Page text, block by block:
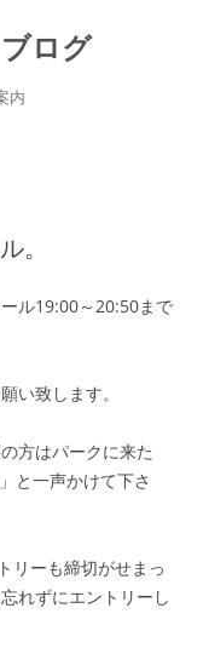
ログ
内
。
ル19:00～20:50まで
い致します。
方はパークに来た
と一声かけて下さ
リーも締切がせまっ
れずにエントリーし